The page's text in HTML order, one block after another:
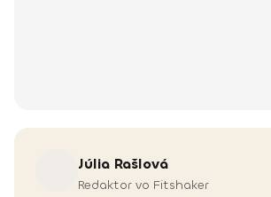
Júlia Rašlová
Redaktor vo Fitshaker